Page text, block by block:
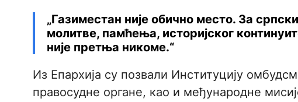
„Газиместан није обично место. За
молитве, памћења, историјског
није претња никоме.“
Из Епархија су позвали Институцију
правосудне органе, као и међународне